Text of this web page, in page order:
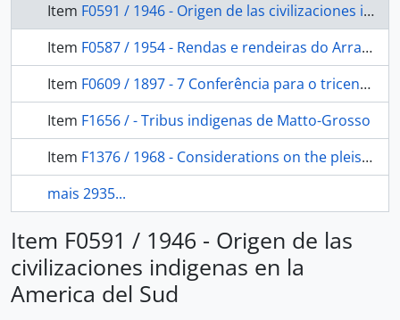
Item F0591 / 1946 - Origen de las civilizaciones indigenas en la America del Sud
Item F0587 / 1954 - Rendas e rendeiras do Arraial do Cabo: contribuição para o estudo sociológico da renda no Brasil
Item F0609 / 1897 - 7 Conferência para o tricentenário de Anchieta
Item F1656 / - Tribus indigenas de Matto-Grosso
Item F1376 / 1968 - Considerations on the pleistocenic fauna of "Lagedo da escada"
mais 2935...
Item F0591 / 1946 - Origen de las
civilizaciones indigenas en la
America del Sud